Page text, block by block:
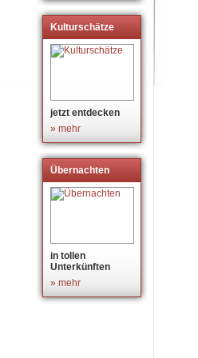
Kulturschätze
jetzt entdecken
» mehr
Übernachten
in tollen
Unterkünften
» mehr